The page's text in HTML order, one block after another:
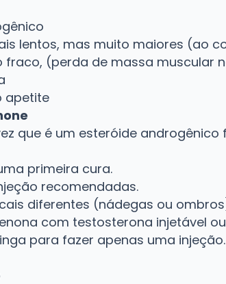
lentos, mas muito maiores (ao
fraco, (perda de massa muscular
apetite
que é um esteróide androgênico
primeira cura.
recomendadas.
diferentes (nádegas ou
com testosterona injetável
para fazer apenas uma injeção.